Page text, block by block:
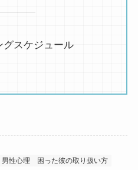
グスケジュール
男性心理 困った彼の取り扱い方